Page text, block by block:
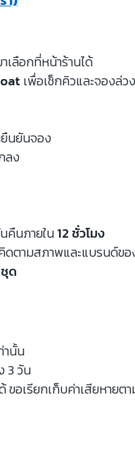
เลือกที่หน้าร้านได้
เพื่อเช็กคิวและจองล่ว
นยันจอง
ลง
คืนภายใน12 ชั่วโมง
ดตามสภาพและแบรนด์ขอ
ด
านั้น
3 วัน
อเรียกเก็บค่าเสียหายต